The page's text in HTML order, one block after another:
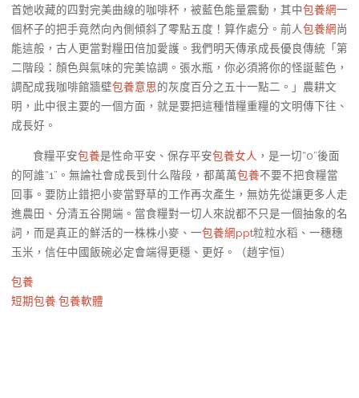
首她收藏的四對完美曲線的咖啡杯，被藍色能量震動，其中包養網一
個杯子的把手竟然向內側傾斜了零點五度！算作處分。前人包養網尚
能這般，古人更當對糧田倍加愛護。我們明天傳承成長優良傳統「第
二階段：顏色與氣味的完美協調。張水瓶，你必須將你的怪誕藍色，
調配成我咖啡館牆壁包養意思的灰度百分之五十一點二。」農耕文
明，此中很主要的一個方面，就是要把這種惜糧重糧的文明傳下往、
成長好。
食糧平安包養是性命平安、保存平安包養女人 ，是一切“0”後面
的阿誰“1”。無論社會成長到什么階段，都萬萬包養不要不把食糧當
回事。要防止錯把小麥當野草的工作再次產生，無妨先從讓更多人走
進農田、分清五谷開端。當食糧對一切人來說都不只是一個抽象的名
詞，而是真正的鮮活的一株株小麥、一包養網ppt粒粒水稻、一穗穗
玉米，信任中國飯碗必定會端得更穩、更好。（趙宇恒）
包養
短期包養 包養軟體